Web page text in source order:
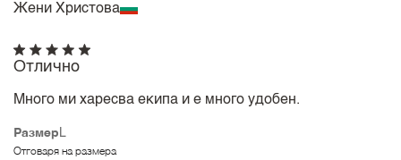
Жени Христова
Размер L
Отговаря на размера
Отлично
Много ми харесва екипа и е много удобен.